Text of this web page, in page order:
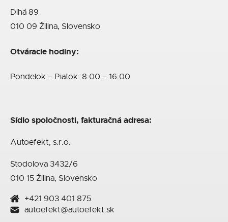
Dlhá 89
010 09 Žilina, Slovensko
Otváracie hodiny:
Pondelok – Piatok: 8:00 – 16:00
Sídlo spoločnosti, fakturačná adresa:
Autoefekt, s.r.o.
Stodolova 3432/6
010 15 Žilina, Slovensko
+421 903 401 875
autoefekt@autoefekt.sk